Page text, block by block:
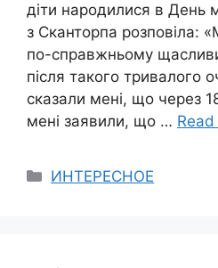
діти народилися в День
з Сканторпа розповіла:
по-справжньому
після такого тривалого
сказали мені, що через
мені заявили, що …
Categories
ИНТЕРЕСНОЕ